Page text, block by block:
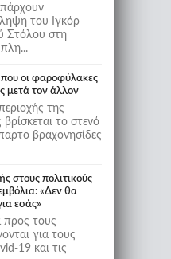
του Ιγκόρ
Στόλου στη
οι φαροφύλακες
μετά τον άλλον
της
το στενό
βραχονησίδες
στους πολιτικούς
«Δεν θα
εσάς»
προς τους
για τους
19 και τις